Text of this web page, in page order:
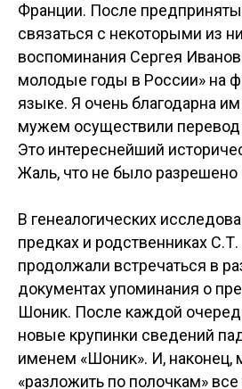
Франции. После
связаться с некоторыми из
воспоминания Сергея
молодые годы в России» на
языке. Я очень благодарна
мужем осуществили перевод
Это интереснейший
Жаль, что не было разрешено
В генеалогических
предках и родственниках
продолжали встречаться в
документах упоминания о
Шоник. После каждой
новые крупинки сведений
именем «Шоник». И, наконец,
«разложить по полочкам»